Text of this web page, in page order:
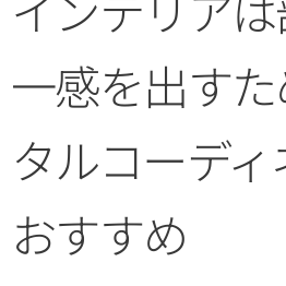
一感を出す
タルコーデ
おすすめ